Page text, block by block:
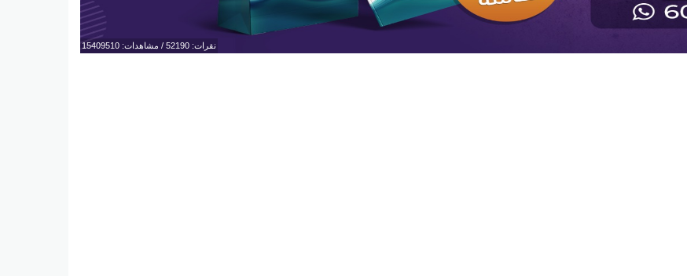
نقرات: 52190 / مشاهدات: 15409510